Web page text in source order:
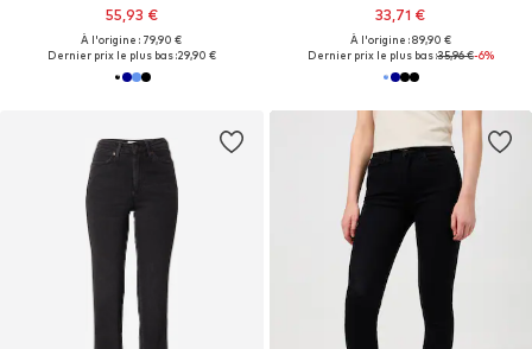
55,93 €
À l'origine : 79,90 €
Dernier prix le plus bas :29,90 €
33,71 €
À l'origine : 89,90 €
Dernier prix le plus bas :35,96 €-6%